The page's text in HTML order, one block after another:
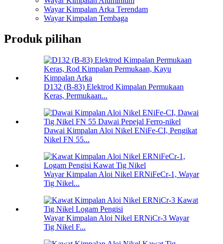
Wayar Kimpalan Arka Terendam
Wayar Kimpalan Tembaga
Produk pilihan
D132 (B-83) Elektrod Kimpalan Permukaan
Keras, Permukaan...
Dawai Kimpalan Aloi Nikel ENiFe-CI, Pengikat
Nikel FN 55...
Wayar Kimpalan Aloi Nikel ERNiFeCr-1, Wayar
Tig Nikel...
Wayar Kimpalan Aloi Nikel ERNiCr-3 Wayar
Tig Nikel F...